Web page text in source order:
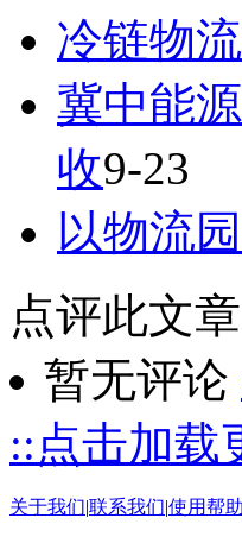
冷链物
冀中能
收9-23
以物流
点评此文章
暂无评论
::点击加载
关于我们|联系我们|使用帮助